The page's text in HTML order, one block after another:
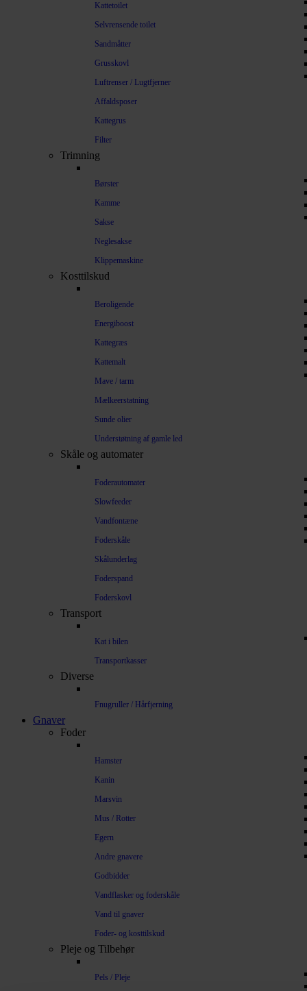
Kattetoilet
Selvrensende toilet
Sandmåtter
Grusskovl
Luftrenser / Lugtfjerner
Affaldsposer
Kattegrus
Filter
Trimning
Børster
Kamme
Sakse
Neglesakse
Klippemaskine
Kosttilskud
Beroligende
Energiboost
Kattegræs
Kattemalt
Mave / tarm
Mælkeerstatning
Sunde olier
Understøtning af gamle led
Skåle og automater
Foderautomater
Slowfeeder
Vandfontæne
Foderskåle
Skålunderlag
Foderspand
Foderskovl
Transport
Kat i bilen
Transportkasser
Diverse
Fnugruller / Hårfjerning
Gnaver
Foder
Hamster
Kanin
Marsvin
Mus / Rotter
Egern
Andre gnavere
Godbidder
Vandflasker og foderskåle
Vand til gnaver
Foder- og kosttilskud
Pleje og Tilbehør
Pels / Pleje